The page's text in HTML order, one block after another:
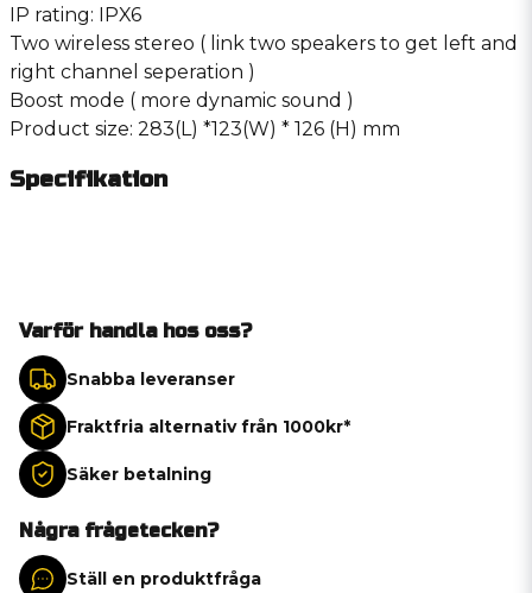
IP rating: IPX6
Two wireless stereo ( link two speakers to get left and
right channel seperation )
Boost mode ( more dynamic sound )
Product size: 283(L) *123(W) * 126 (H) mm
Specifikation
Varför handla hos oss?
Snabba leveranser
Fraktfria alternativ från 1000kr*
Säker betalning
Några frågetecken?
Ställ en produktfråga